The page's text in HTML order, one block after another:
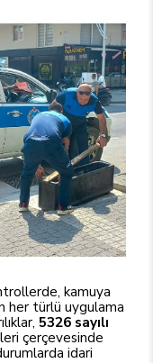
kamuya
her türlü uygulama
5326 sayılı
çerçevesinde
idari